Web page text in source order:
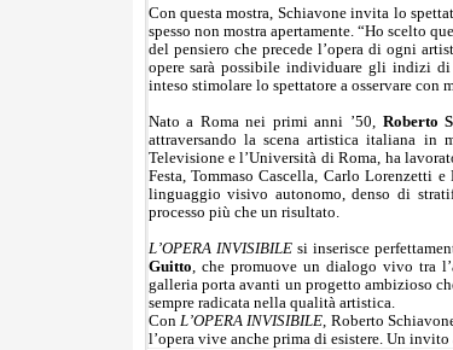
Con questa mostra, Schiavone invita lo
spesso non mostra apertamente. “Ho scelto
del pensiero che precede l’opera di ogni
opere sarà possibile individuare gli indizi di
inteso stimolare lo spettatore a osservare
Nato a Roma nei primi anni ’50, Roberto
attraversando la scena artistica italiana in
Televisione e l’Università di Roma, ha
Festa, Tommaso Cascella, Carlo Lorenzetti
linguaggio visivo autonomo, denso di
processo più che un risultato.
L’OPERA INVISIBILEsi inserisce
Guitto, che promuove un dialogo vivo tra
galleria porta avanti un progetto ambizioso
sempre radicata nella qualità artistica.
Con L’OPERA INVISIBILE, Roberto
l’opera vive anche prima di esistere. Un